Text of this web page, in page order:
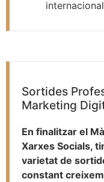
Sortides
Marketing
En finalitzar el
Xarxes Socials,
varietat de
constant